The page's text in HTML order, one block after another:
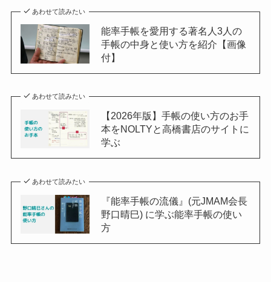
あわせて読みたい
能率手帳を愛用する著名人3人の
手帳の中身と使い方を紹介【画像
付】
あわせて読みたい
【2026年版】手帳の使い方のお手
本をNOLTYと高橋書店のサイトに
学ぶ
あわせて読みたい
『能率手帳の流儀』(元JMAM会長
野口晴巳) に学ぶ能率手帳の使い
方